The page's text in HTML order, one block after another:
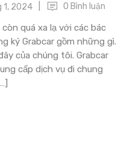
1, 2024 0 Bình luận
quá xa lạ với các bác
ký Grabcar gồm những gì.
của chúng tôi. Grabcar
cấp dịch vụ đi chung